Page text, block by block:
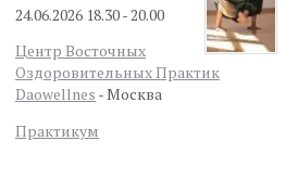
24.06.2026 18.30 - 20.00
Центр Восточных
Оздоровительных Практик
Daowellnes - Москва
Практикум